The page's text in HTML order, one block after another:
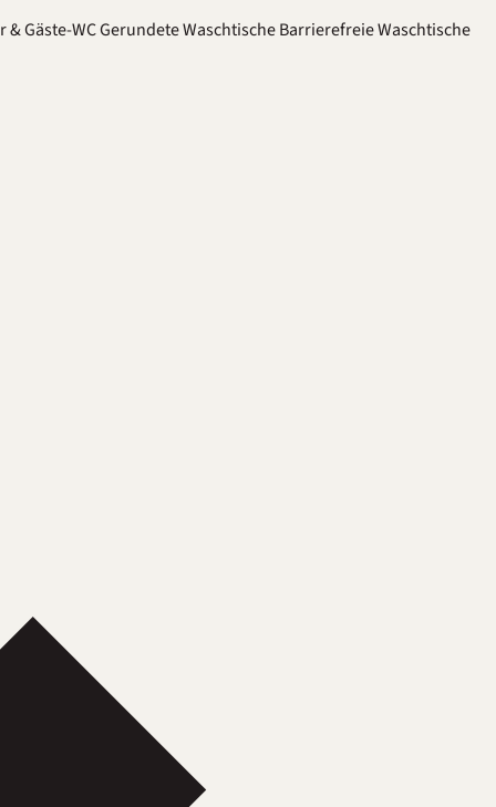
& Gäste-WCGerundete WaschtischeBarrierefreie Waschtische